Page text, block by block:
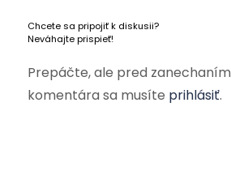
Chcete sa pripojiť k diskusii?
Neváhajte prispieť!
Prepáčte, ale pred zanechaním
komentára sa musíte prihlásiť.